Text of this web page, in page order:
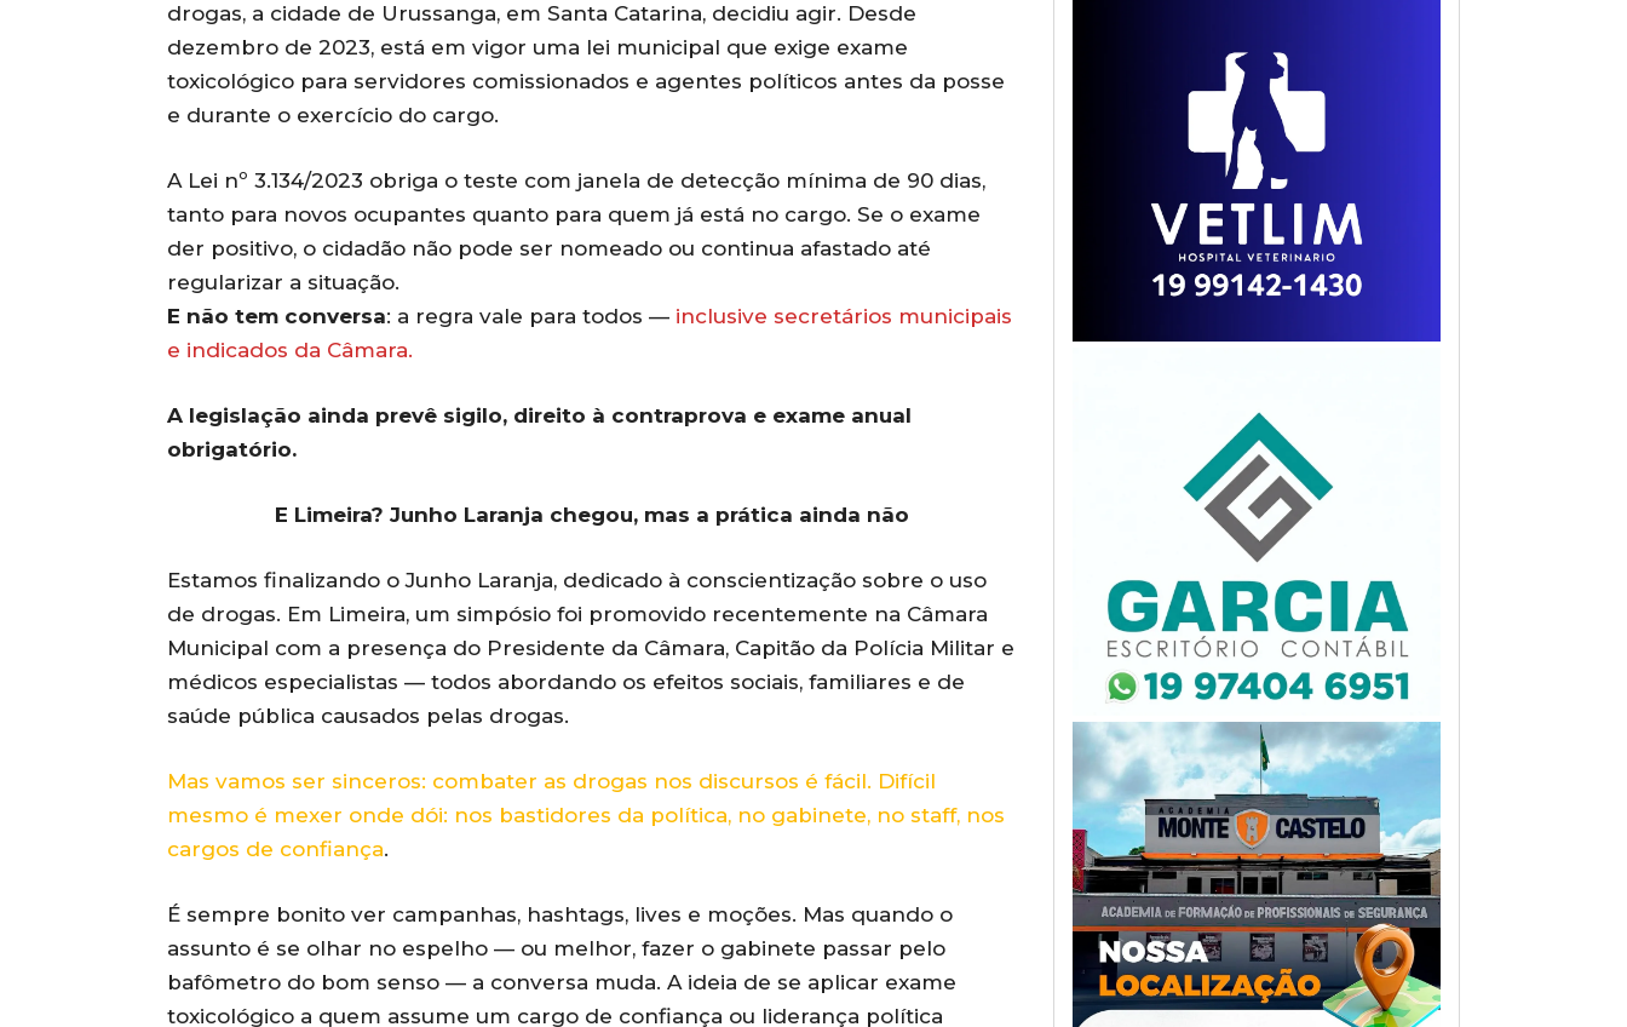
drogas, a cidade de Urussanga, em Santa Catarina, decidiu agir. Desde
dezembro de 2023, está em vigor uma lei municipal que exige exame
toxicológico para servidores comissionados e agentes políticos antes da posse
e durante o exercício do cargo.
A Lei nº 3.134/2023 obriga o teste com janela de detecção mínima de 90 dias,
tanto para novos ocupantes quanto para quem já está no cargo. Se o exame
der positivo, o cidadão não pode ser nomeado ou continua afastado até
regularizar a situação.
E não tem conversa: a regra vale para todos — inclusive secretários municipais
e indicados da Câmara.
A legislação ainda prevê sigilo, direito à contraprova e exame anual
obrigatório.
E Limeira? Junho Laranja chegou, mas a prática ainda não
Estamos finalizando o Junho Laranja, dedicado à conscientização sobre o uso
de drogas. Em Limeira, um simpósio foi promovido recentemente na Câmara
Municipal com a presença do Presidente da Câmara, Capitão da Polícia Militar e
médicos especialistas — todos abordando os efeitos sociais, familiares e de
saúde pública causados pelas drogas.
Mas vamos ser sinceros: combater as drogas nos discursos é fácil. Difícil
mesmo é mexer onde dói: nos bastidores da política, no gabinete, no staff, nos
cargos de confiança.
É sempre bonito ver campanhas, hashtags, lives e moções. Mas quando o
assunto é se olhar no espelho — ou melhor, fazer o gabinete passar pelo
bafômetro do bom senso — a conversa muda. A ideia de se aplicar exame
toxicológico a quem assume um cargo de confiança ou liderança política